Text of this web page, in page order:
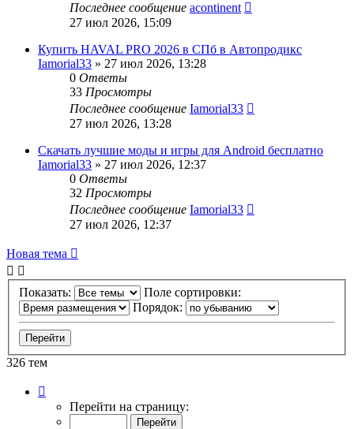
Последнее сообщение acontinent
27 июл 2026, 15:09
Купить HAVAL PRO 2026 в СПб в Автопродикс
Iamorial33 » 27 июл 2026, 13:28
0 Ответы
33 Просмотры
Последнее сообщение Iamorial33
27 июл 2026, 13:28
Скачать лучшие моды и игры для Android бесплатно
Iamorial33 » 27 июл 2026, 12:37
0 Ответы
32 Просмотры
Последнее сообщение Iamorial33
27 июл 2026, 12:37
Новая тема
Показать:
Поле сортировки:
Порядок:
326 тем
Перейти на страницу: